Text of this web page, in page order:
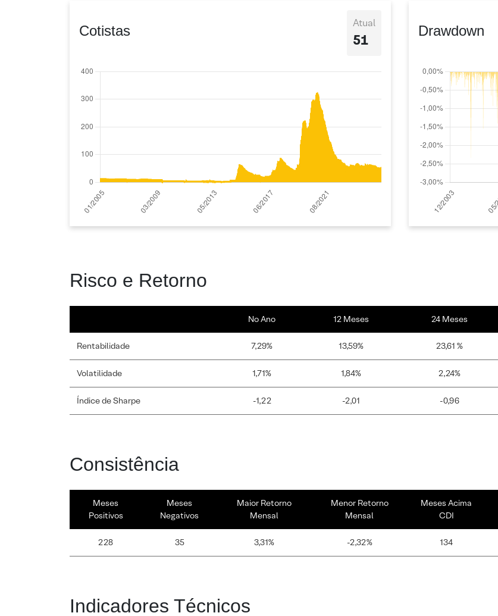
Cotistas Atual
51
Drawdown
Risco e Retorno
No Ano 12 Meses 24 Meses
Rentabilidade 7,29% 13,59% 23,61 %
Volatilidade 1,71% 1,84% 2,24%
Índice de Sharpe -1,22 -2,01 -0,96
Consistência
Meses
Positivos
Meses
Negativos
Maior Retorno
Mensal
Menor Retorno
Mensal
Meses Acima
CDI
228 35 3,31% -2,32% 134
Indicadores Técnicos